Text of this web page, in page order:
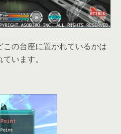
この台座に置かれているかは
います。